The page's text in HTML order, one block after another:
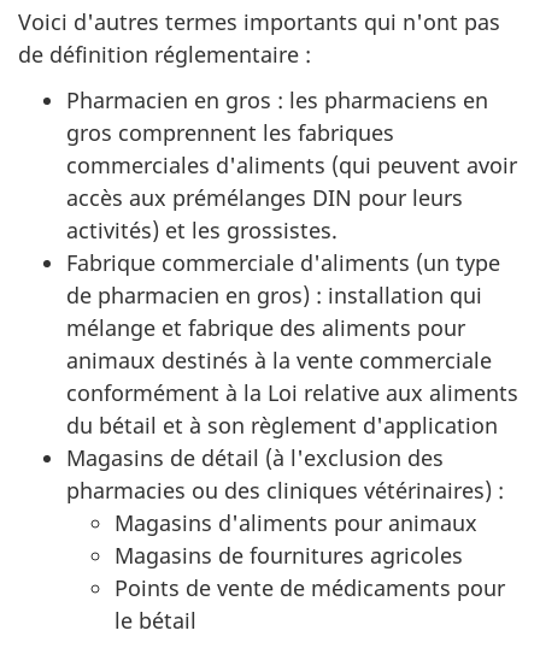
Voici d'autres termes importants qui n'ont pas
de définition réglementaire :
Pharmacien en gros : les pharmaciens en
gros comprennent les fabriques
commerciales d'aliments (qui peuvent avoir
accès aux prémélanges DIN pour leurs
activités) et les grossistes.
Fabrique commerciale d'aliments (un type
de pharmacien en gros) : installation qui
mélange et fabrique des aliments pour
animaux destinés à la vente commerciale
conformément à la Loi relative aux aliments
du bétail et à son règlement d'application
Magasins de détail (à l'exclusion des
pharmacies ou des cliniques vétérinaires) :
Magasins d'aliments pour animaux
Magasins de fournitures agricoles
Points de vente de médicaments pour
le bétail